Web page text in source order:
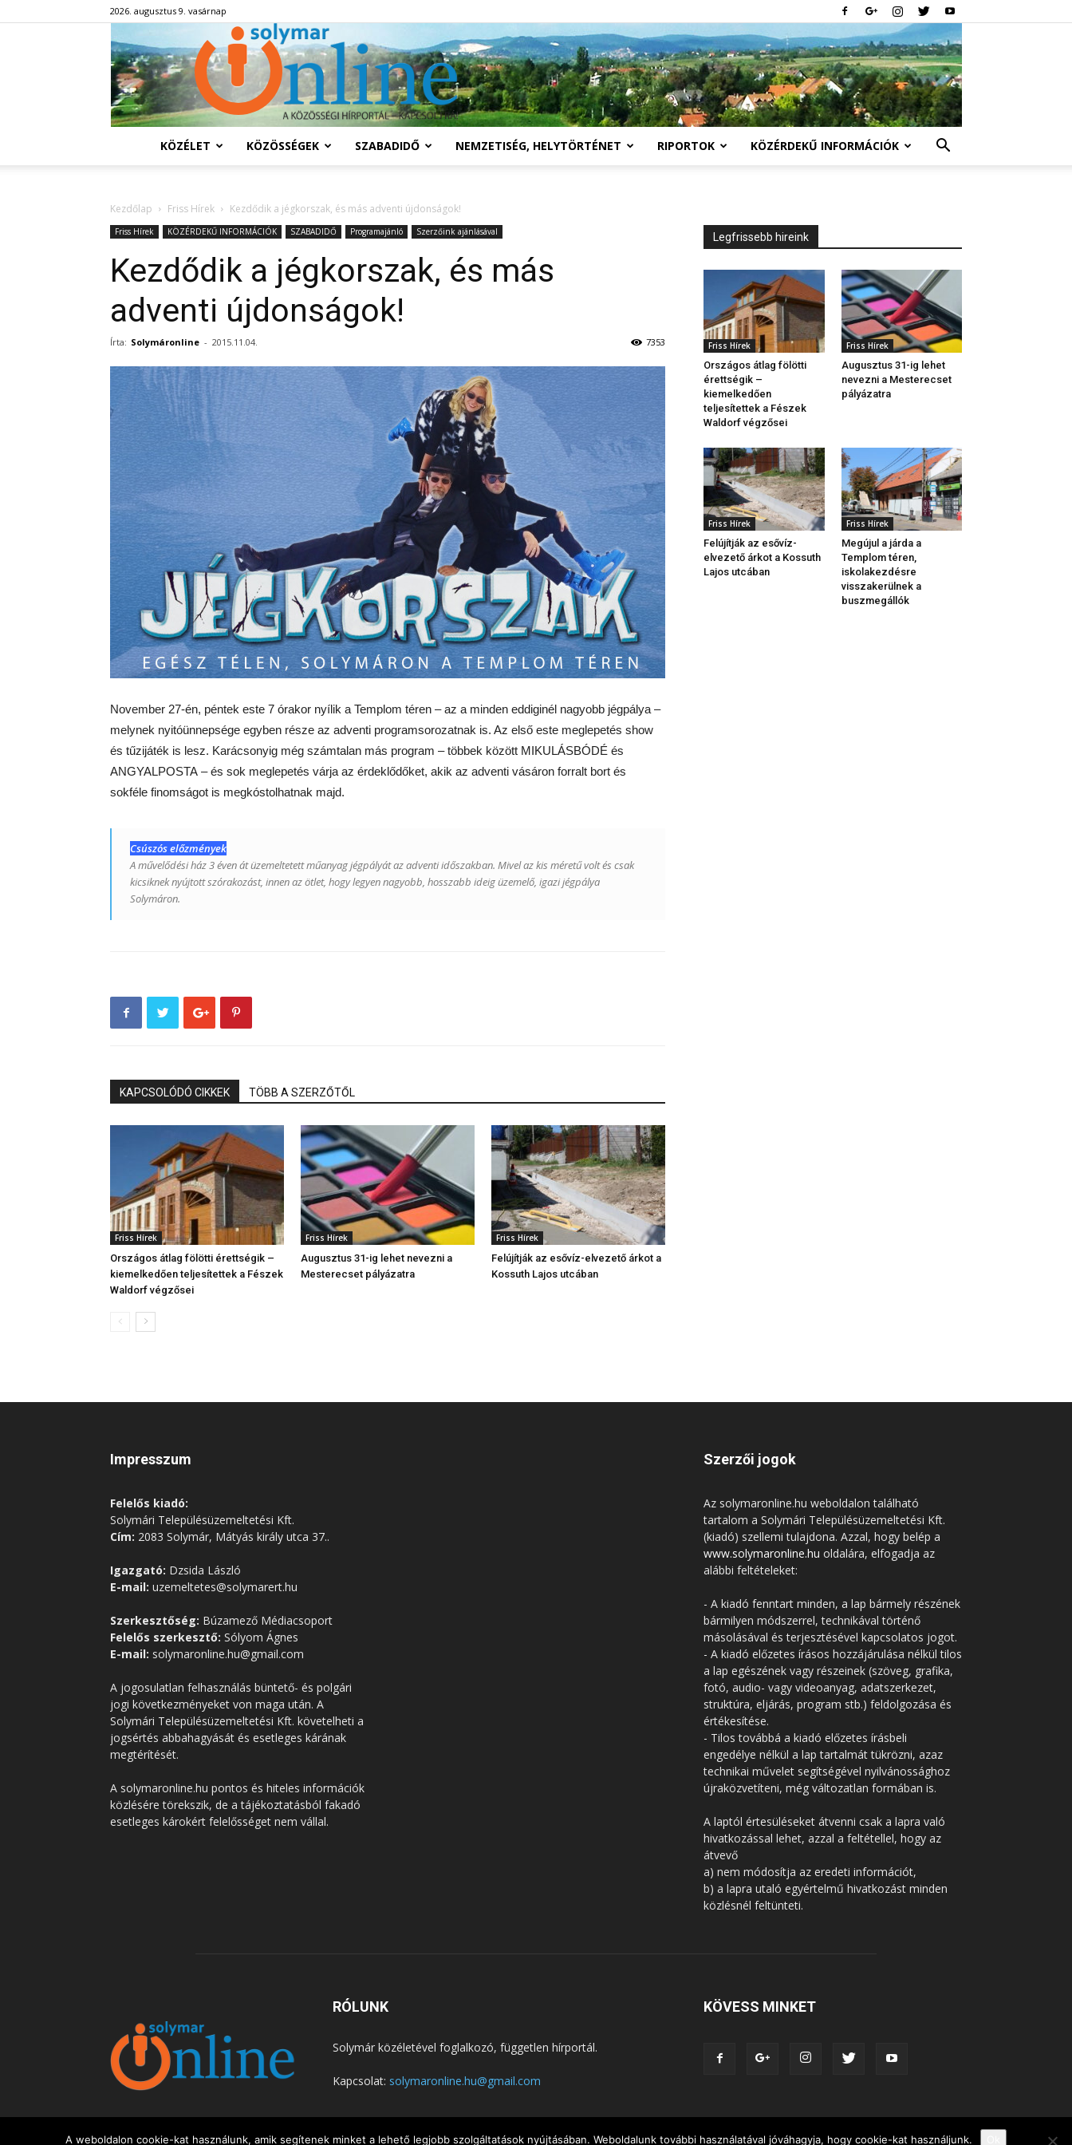
2026. augusztus 9. vasárnap
Solymár
KÖZÉLET KÖZÖSSÉGEK SZABADIDŐ NEMZETISÉG, HELYTÖRTÉNET RIPORTOK KÖZÉRDEKŰ INFORMÁCIÓK
Kezdőlap Friss Hírek Kezdődik a jégkorszak, és más adventi újdonságok!
Friss Hírek KÖZÉRDEKŰ INFORMÁCIÓK SZABADIDŐ Programajánló Szerzőink ajánlásával
Kezdődik a jégkorszak, és más
adventi újdonságok!
Írta: Solymáronline - 2015.11.04. 7353
November 27-én, péntek este 7 órakor nyílik a Templom téren – az a minden eddiginél nagyobb jégpálya –
melynek nyitóünnepsége egyben része az adventi programsorozatnak is. Az első este meglepetés show
és tűzijáték is lesz. Karácsonyig még számtalan más program – többek között MIKULÁSBÓDÉ és
ANGYALPOSTA – és sok meglepetés várja az érdeklődőket, akik az adventi vásáron forralt bort és
sokféle finomságot is megkóstolhatnak majd.
Csúszós előzmények
A művelődési ház 3 éven át üzemeltetett műanyag jégpályát az adventi időszakban. Mivel az kis méretű volt és csak
kicsiknek nyújtott szórakozást, innen az ötlet, hogy legyen nagyobb, hosszabb ideig üzemelő, igazi jégpálya
Solymáron.
KAPCSOLÓDÓ CIKKEK TÖBB A SZERZŐTŐL
Friss Hírek
Országos átlag fölötti érettségik –
kiemelkedően teljesítettek a Fészek
Waldorf végzősei
Friss Hírek
Augusztus 31-ig lehet nevezni a
Mesterecset pályázatra
Friss Hírek
Felújítják az esővíz-elvezető árkot a
Kossuth Lajos utcában
Legfrissebb hireink
Friss Hírek
Országos átlag fölötti
érettségik –
kiemelkedően
teljesítettek a Fészek
Waldorf végzősei
Friss Hírek
Augusztus 31-ig lehet
nevezni a Mesterecset
pályázatra
Friss Hírek
Felújítják az esővíz-
elvezető árkot a Kossuth
Lajos utcában
Friss Hírek
Megújul a járda a
Templom téren,
iskolakezdésre
visszakerülnek a
buszmegállók
Impresszum
Felelős kiadó:
Solymári Településüzemeltetési Kft.
Cím: 2083 Solymár, Mátyás király utca 37..
Igazgató: Dzsida László
E-mail: uzemeltetes@solymarert.hu
Szerkesztőség: Búzamező Médiacsoport
Felelős szerkesztő: Sólyom Ágnes
E-mail: solymaronline.hu@gmail.com
A jogosulatlan felhasználás büntető- és polgári
jogi következményeket von maga után. A
Solymári Településüzemeltetési Kft. követelheti a
jogsértés abbahagyását és esetleges kárának
megtérítését.
A solymaronline.hu pontos és hiteles információk
közlésére törekszik, de a tájékoztatásból fakadó
esetleges károkért felelősséget nem vállal.
Szerzői jogok
Az solymaronline.hu weboldalon található
tartalom a Solymári Településüzemeltetési Kft.
(kiadó) szellemi tulajdona. Azzal, hogy belép a
www.solymaronline.hu oldalára, elfogadja az
alábbi feltételeket:
- A kiadó fenntart minden, a lap bármely részének
bármilyen módszerrel, technikával történő
másolásával és terjesztésével kapcsolatos jogot.
- A kiadó előzetes írásos hozzájárulása nélkül tilos
a lap egészének vagy részeinek (szöveg, grafika,
fotó, audio- vagy videoanyag, adatszerkezet,
struktúra, eljárás, program stb.) feldolgozása és
értékesítése.
- Tilos továbbá a kiadó előzetes írásbeli
engedélye nélkül a lap tartalmát tükrözni, azaz
technikai művelet segítségével nyilvánossághoz
újraközvetíteni, még változatlan formában is.
A laptól értesüléseket átvenni csak a lapra való
hivatkozással lehet, azzal a feltétellel, hogy az
átvevő
a) nem módosítja az eredeti információt,
b) a lapra utaló egyértelmű hivatkozást minden
közlésnél feltünteti.
RÓLUNK
Solymár közéletével foglalkozó, független hírportál.
Kapcsolat: solymaronline.hu@gmail.com
KÖVESS MINKET
A weboldalon cookie-kat használunk, amik segítenek minket a lehető legjobb szolgáltatások nyújtásában. Weboldalunk további használatával jóváhagyja, hogy cookie-kat használjunk.